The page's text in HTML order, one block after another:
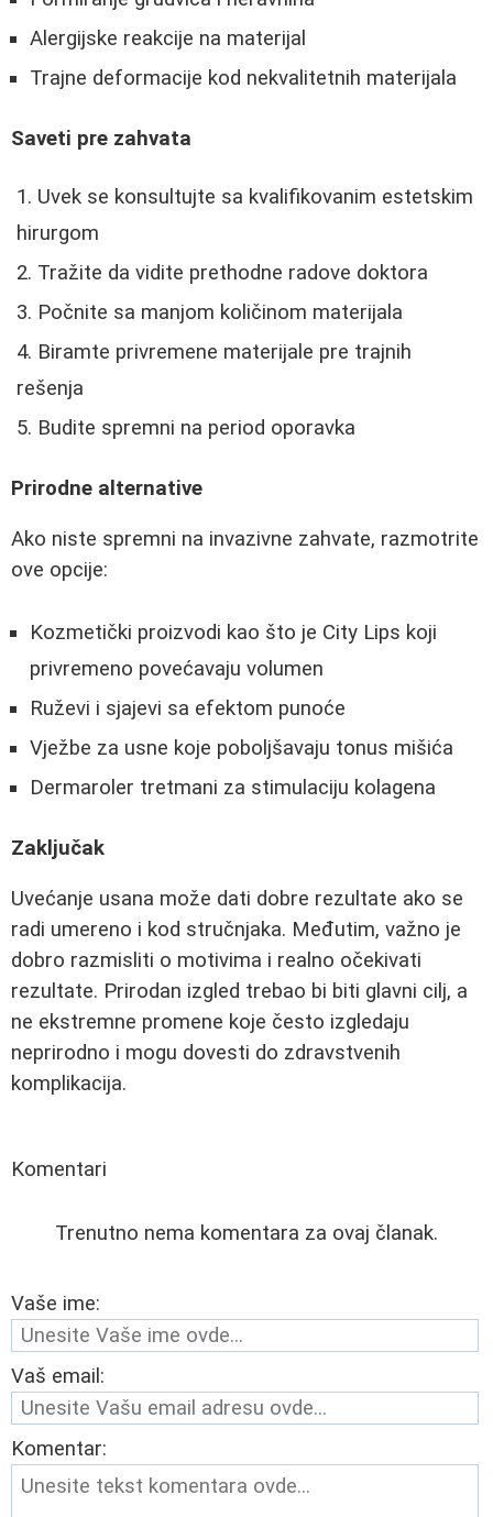
Alergijske reakcije na materijal
Trajne deformacije kod nekvalitetnih materijala
Saveti pre zahvata
Uvek se konsultujte sa kvalifikovanim estetskim
hirurgom
Tražite da vidite prethodne radove doktora
Počnite sa manjom količinom materijala
Biramte privremene materijale pre trajnih
rešenja
Budite spremni na period oporavka
Prirodne alternative
Ako niste spremni na invazivne zahvate, razmotrite
ove opcije:
Kozmetički proizvodi kao što je City Lips koji
privremeno povećavaju volumen
Ruževi i sjajevi sa efektom punoće
Vježbe za usne koje poboljšavaju tonus mišića
Dermaroler tretmani za stimulaciju kolagena
Zaključak
Uvećanje usana može dati dobre rezultate ako se
radi umereno i kod stručnjaka. Međutim, važno je
dobro razmisliti o motivima i realno očekivati
rezultate. Prirodan izgled trebao bi biti glavni cilj, a
ne ekstremne promene koje često izgledaju
neprirodno i mogu dovesti do zdravstvenih
komplikacija.
Komentari
Trenutno nema komentara za ovaj članak.
Vaše ime:
Vaš email:
Komentar: